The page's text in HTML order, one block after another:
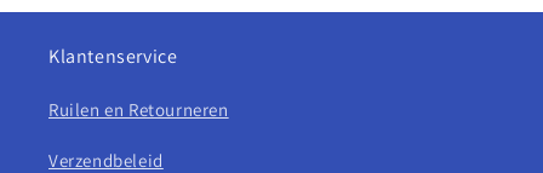
Klantenservice
Ruilen en Retourneren
Verzendbeleid